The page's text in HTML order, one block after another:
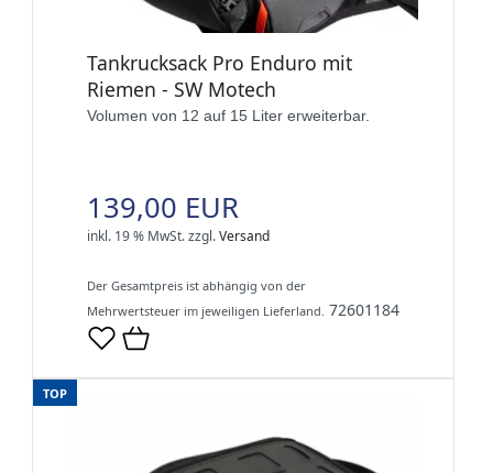
Tankrucksack Pro Enduro mit
Riemen - SW Motech
Volumen von 12 auf 15 Liter erweiterbar.
139,00 EUR
inkl. 19 % MwSt.zzgl.Versand
Der Gesamtpreis ist abhängig von der
Mehrwertsteuer im jeweiligen Lieferland. 72601184
TOP